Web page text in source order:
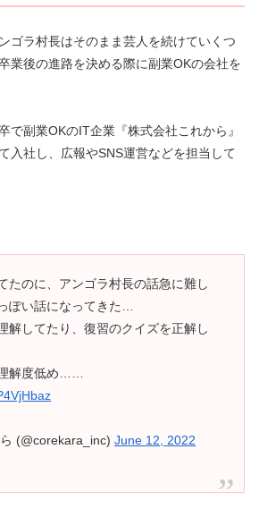
ゴラ村長はそのまま芸人を続けていくつ
業後の進路を決める際に副業OKの会社を
で副業OKのIT企業『株式会社これから』
入社し、広報やSNS運営などを担当して
たのに、アンゴラ村長の話急に難し
ぽい話になってきた…
解してたり、復習のクイズを正解し
解度低め……
(@corekara_inc)June 12, 2022